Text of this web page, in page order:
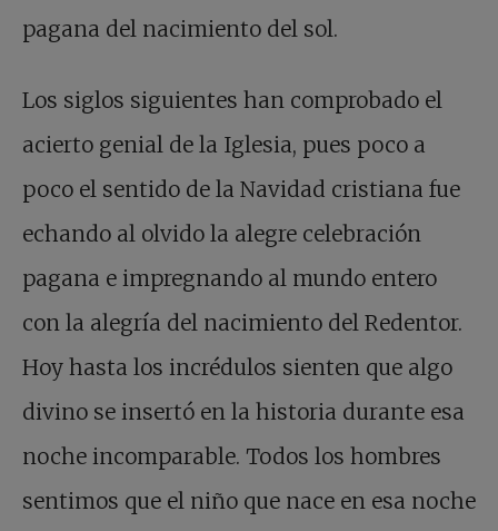
pagana del nacimiento del sol.
Los siglos siguientes han comprobado el
acierto genial de la Iglesia, pues poco a
poco el sentido de la Navidad cristiana fue
echando al olvido la alegre celebración
pagana e impregnando al mundo entero
con la alegría del nacimiento del Redentor.
Hoy hasta los incrédulos sienten que algo
divino se insertó en la historia durante esa
noche incomparable. Todos los hombres
sentimos que el niño que nace en esa noche